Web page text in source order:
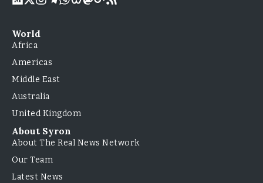
World
Africa
Americas
Middle East
Australia
United Kingdom
About Syron
About The Real News Network
Our Team
Latest News